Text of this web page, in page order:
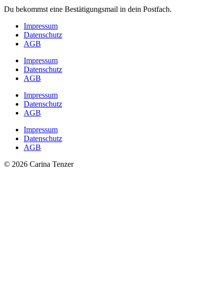
Du bekommst eine Bestätigungsmail in dein Postfach.
Impressum
Datenschutz
AGB
Impressum
Datenschutz
AGB
Impressum
Datenschutz
AGB
Impressum
Datenschutz
AGB
© 2026 Carina Tenzer